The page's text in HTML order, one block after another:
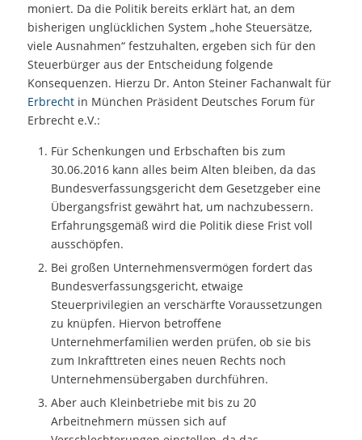
moniert. Da die Politik bereits erklärt hat, an dem
bisherigen unglücklichen System „hohe Steuersätze,
viele Ausnahmen“ festzuhalten, ergeben sich für den
Steuerbürger aus der Entscheidung folgende
Konsequenzen. Hierzu Dr. Anton Steiner Fachanwalt für
Erbrechtin München Präsident Deutsches Forum für
Erbrecht e.V.:
Für Schenkungen und Erbschaften bis zum
30.06.2016 kann alles beim Alten bleiben, da das
Bundesverfassungsgericht dem Gesetzgeber eine
Übergangsfrist gewährt hat, um nachzubessern.
Erfahrungsgemäß wird die Politik diese Frist voll
ausschöpfen.
Bei großen Unternehmensvermögen fordert das
Bundesverfassungsgericht, etwaige
Steuerprivilegien an verschärfte Voraussetzungen
zu knüpfen. Hiervon betroffene
Unternehmerfamilien werden prüfen, ob sie bis
zum Inkrafttreten eines neuen Rechts noch
Unternehmensübergaben durchführen.
Aber auch Kleinbetriebe mit bis zu 20
Arbeitnehmern müssen sich auf